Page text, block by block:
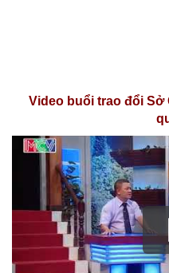
Video buổi trao đổi Sở